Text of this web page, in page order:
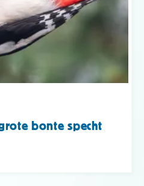
bonte specht